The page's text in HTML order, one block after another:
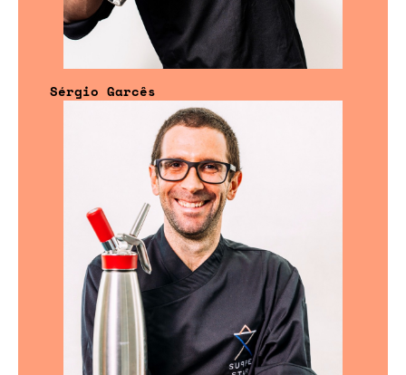
Sérgio Garcês